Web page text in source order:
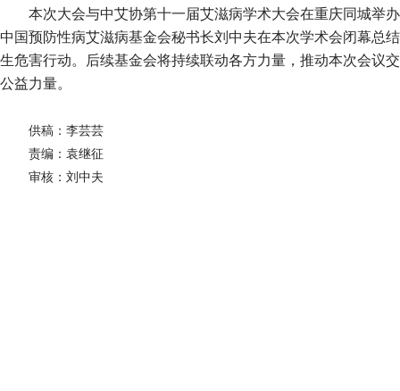
本次大会与中艾协第十一届艾滋病学术大会在重庆同城举
中国预防性病艾滋病基金会秘书长刘中夫在本次学术会闭幕总
生危害行动。后续基金会将持续联动各方力量，推动本次会议
公益力量。
供稿：李芸芸
责编：袁继征
审核：刘中夫